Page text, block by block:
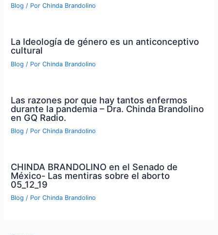
Blog / PorChinda Brandolino
La Ideología de género es un anticonceptivo
cultural
Blog / PorChinda Brandolino
Las razones por que hay tantos enfermos
durante la pandemia – Dra. Chinda Brandolino
en GQ Radio.
Blog / PorChinda Brandolino
CHINDA BRANDOLINO en el Senado de
México- Las mentiras sobre el aborto
05_12_19
Blog / PorChinda Brandolino